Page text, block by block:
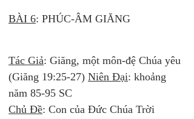
BÀI 6: PHÚC-ÂM GIĂNG
Tác Giả: Giăng, một môn-đệ Chúa yêu
(Giăng 19:25-27) Niên Đại: khoảng
năm 85-95 SC
Chủ Đề: Con của Đức Chúa Trời